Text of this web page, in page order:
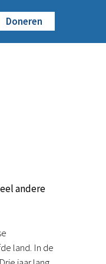
Doneren
andere
land. In de
en toerusten